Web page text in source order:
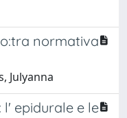
normativa
Julyanna
epidurale e le